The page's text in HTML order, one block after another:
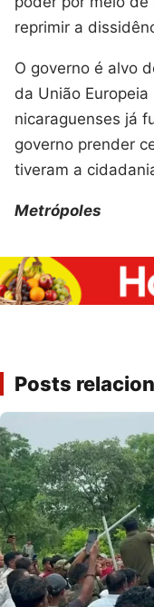
reprimir a
O governo é alvo
da União
nicaraguenses já
governo prender
tiveram a
Metrópoles
Posts